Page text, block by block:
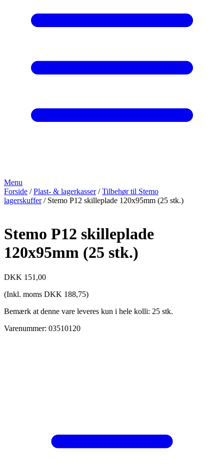
Menu
Forside /Plast- & lagerkasser/Tilbehør til Stemo
lagerskuffer/ Stemo P12 skilleplade 120x95mm (25 stk.)
Stemo P12 skilleplade
120x95mm (25 stk.)
DKK 151,00
(Inkl. moms DKK 188,75)
Bemærk at denne vare leveres kun i hele kolli: 25 stk.
Varenummer: 03510120